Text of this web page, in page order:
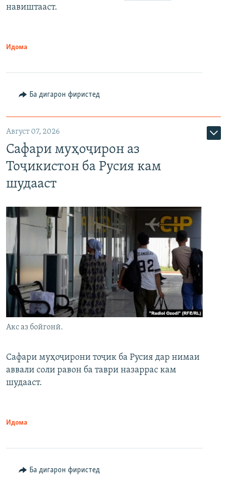
навиштааст.
Идома
Ба дигарон фиристед
Август 07, 2026
Сафари муҳоҷирон аз
Тоҷикистон ба Русия кам
шудааст
Акс аз бойгонӣ.
Сафари муҳоҷирони тоҷик ба Русия дар нимаи
аввали соли равон ба таври назаррас кам
шудааст.
Идома
Ба дигарон фиристед